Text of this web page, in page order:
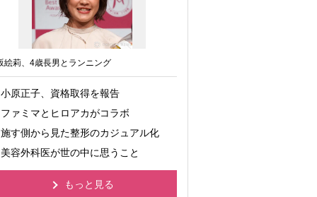
絵莉、4歳長男とランニング
小原正子、資格取得を報告
ファミマとヒロアカがコラボ
施す側から見た整形のカジュアル化
美容外科医が世の中に思うこと
もっと見る